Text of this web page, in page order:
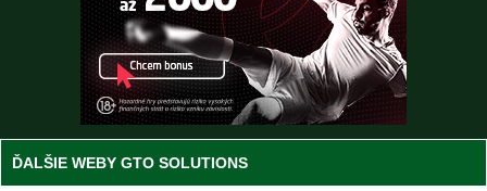
ĎALŠIE WEBY GTO SOLUTIONS